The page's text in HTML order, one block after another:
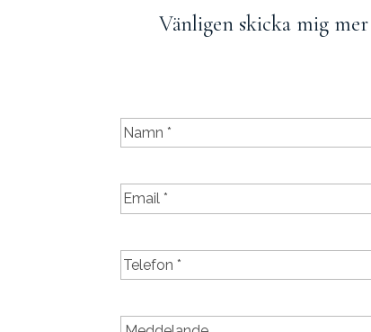
Vänligen skicka mig
Name(Required)